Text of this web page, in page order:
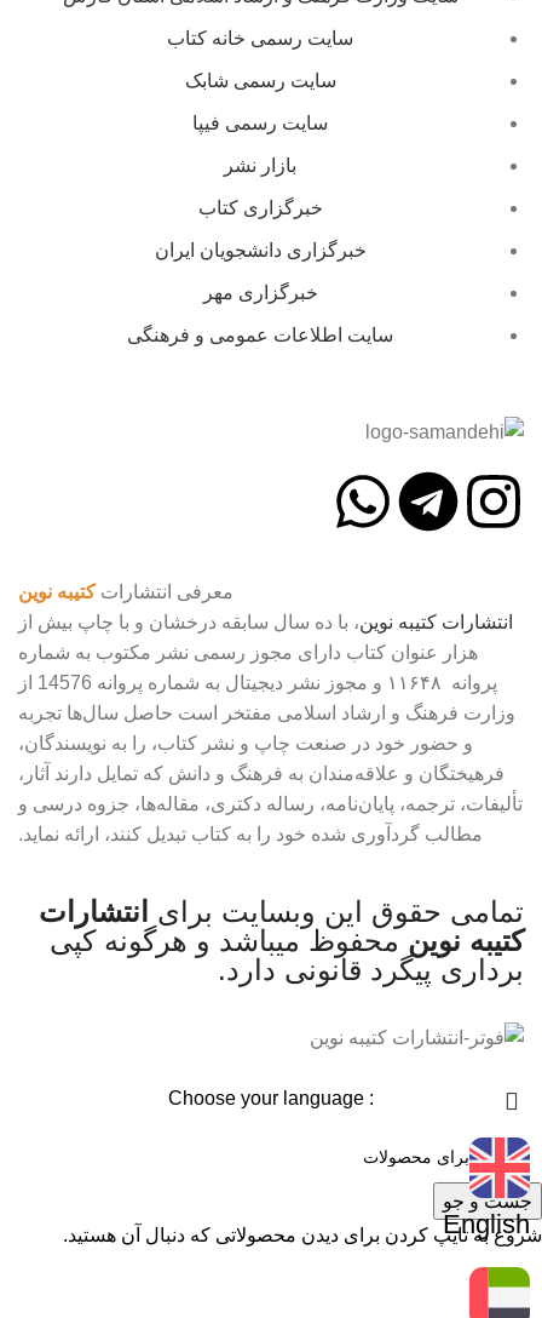
سایت رسمی خانه کتاب
سایت رسمی شابک
سایت رسمی فیپا
بازار نشر
خبرگزاری کتاب
خبرگزاری دانشجویان ایران
خبرگزاری مهر
سایت اطلاعات عمومی و فرهنگی
معرفی انتشاراتکتیبه نوین
انتشارات کتیبه نوین، با ده سال سابقه درخشان و با چاپ بیش از
هزار عنوان کتاب دارای مجوز رسمی نشر مکتوب به شماره
پروانه ۱۱۶۴۸ و مجوز نشر دیجیتال به شماره پروانه 14576 از
وزارت فرهنگ و ارشاد اسلامی مفتخر است حاصل سال‌ها تجربه
و حضور خود در صنعت چاپ و نشر کتاب، را به نویسندگان،
فرهیختگان و علاقه‌مندان به فرهنگ و دانش که تمایل دارند آثار،
تألیفات، ترجمه، پایان‌نامه، رساله دکتری، مقاله‌ها، جزوه درسی و
مطالب گردآوری شده خود را به کتاب تبدیل کنند، ارائه نماید.
تمامی حقوق این وبسایت برای انتشارات
کتیبه نوین محفوظ میباشد و هرگونه کپی
برداری پیگرد قانونی دارد.
جست و جو
شروع به تایپ کردن برای دیدن محصولاتی که دنبال آن هستید.
: Choose your language
English